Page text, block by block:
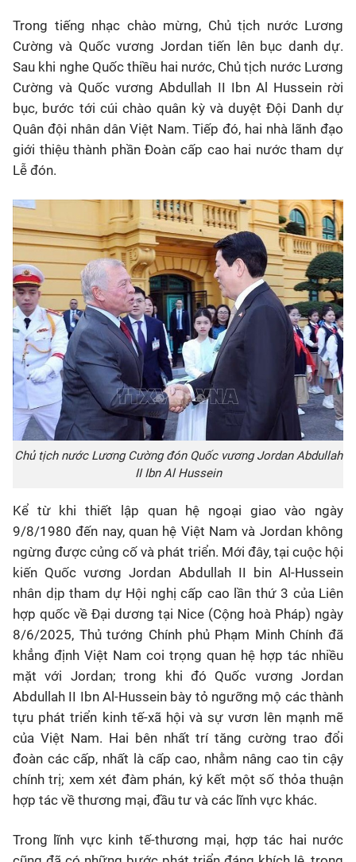
Trong tiếng nhạc chào mừng, Chủ tịch nước Lương
Cường và Quốc vương Jordan tiến lên bục danh dự.
Sau khi nghe Quốc thiều hai nước, Chủ tịch nước Lương
Cường và Quốc vương Abdullah II Ibn Al Hussein rời
bục, bước tới cúi chào quân kỳ và duyệt Đội Danh dự
Quân đội nhân dân Việt Nam. Tiếp đó, hai nhà lãnh đạo
giới thiệu thành phần Đoàn cấp cao hai nước tham dự
Lễ đón.
Chủ tịch nước Lương Cường đón Quốc vương Jordan Abdullah
II Ibn Al Hussein
Kể từ khi thiết lập quan hệ ngoại giao vào ngày
9/8/1980 đến nay, quan hệ Việt Nam và Jordan không
ngừng được củng cố và phát triển. Mới đây, tại cuộc hội
kiến Quốc vương Jordan Abdullah II bin Al-Hussein
nhân dịp tham dự Hội nghị cấp cao lần thứ 3 của Liên
hợp quốc về Đại dương tại Nice (Cộng hoà Pháp) ngày
8/6/2025, Thủ tướng Chính phủ Phạm Minh Chính đã
khẳng định Việt Nam coi trọng quan hệ hợp tác nhiều
mặt với Jordan; trong khi đó Quốc vương Jordan
Abdullah II Ibn Al-Hussein bày tỏ ngưỡng mộ các thành
tựu phát triển kinh tế-xã hội và sự vươn lên mạnh mẽ
của Việt Nam. Hai bên nhất trí tăng cường trao đổi
đoàn các cấp, nhất là cấp cao, nhằm nâng cao tin cậy
chính trị; xem xét đàm phán, ký kết một số thỏa thuận
hợp tác về thương mại, đầu tư và các lĩnh vực khác.
Trong lĩnh vực kinh tế-thương mại, hợp tác hai nước